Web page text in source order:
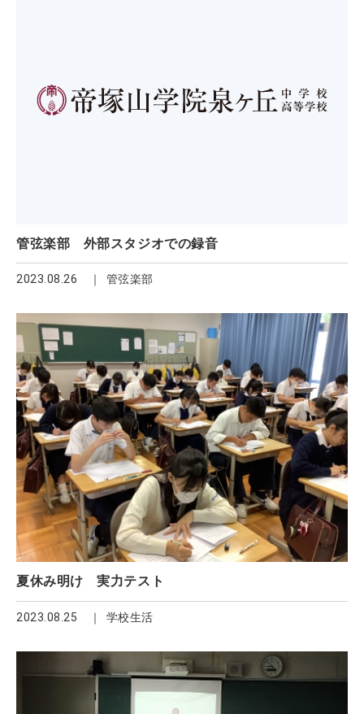
管弦楽部 外部スタジオでの録音
2023.08.26 管弦楽部
夏休み明け 実力テスト
2023.08.25 学校生活